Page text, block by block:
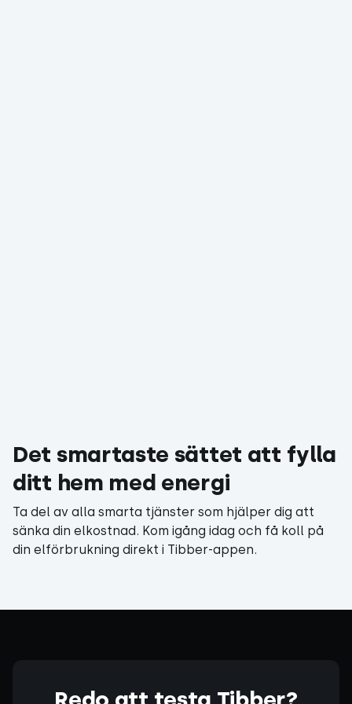
Det smartaste sättet att fylla
ditt hem med energi
Ta del av alla smarta tjänster som hjälper dig att
sänka din elkostnad. Kom igång idag och få koll på
din elförbrukning direkt i Tibber-appen.